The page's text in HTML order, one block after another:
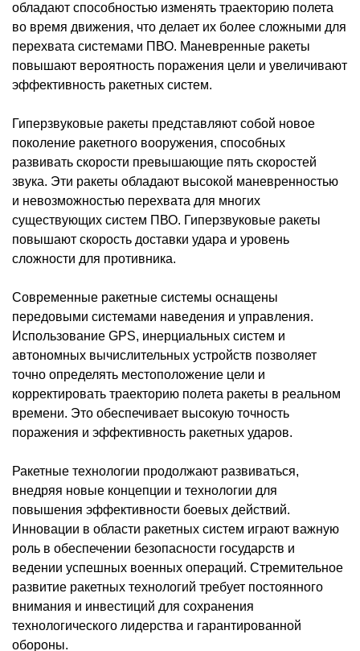
обладают способностью изменять траекторию полета
во время движения, что делает их более сложными для
перехвата системами ПВО. Маневренные ракеты
повышают вероятность поражения цели и увеличивают
эффективность ракетных систем.
Гиперзвуковые ракеты представляют собой новое
поколение ракетного вооружения, способных
развивать скорости превышающие пять скоростей
звука. Эти ракеты обладают высокой маневренностью
и невозможностью перехвата для многих
существующих систем ПВО. Гиперзвуковые ракеты
повышают скорость доставки удара и уровень
сложности для противника.
Современные ракетные системы оснащены
передовыми системами наведения и управления.
Использование GPS, инерциальных систем и
автономных вычислительных устройств позволяет
точно определять местоположение цели и
корректировать траекторию полета ракеты в реальном
времени. Это обеспечивает высокую точность
поражения и эффективность ракетных ударов.
Ракетные технологии продолжают развиваться,
внедряя новые концепции и технологии для
повышения эффективности боевых действий.
Инновации в области ракетных систем играют важную
роль в обеспечении безопасности государств и
ведении успешных военных операций. Стремительное
развитие ракетных технологий требует постоянного
внимания и инвестиций для сохранения
технологического лидерства и гарантированной
обороны.